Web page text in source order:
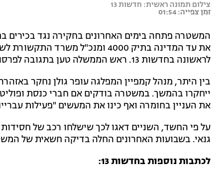
צילום תמונה ראשית: חדשות 13
זמן צפייה: 01:54
המשטרה פתחה בימים האחרונים בחקירה נגד
את עד המדינה בתיק 4000 ומנכ"ל
לראשונה בחדשות 13. ראש הממשלה טען בתגובה לפרסום כי מדובר ברדיפה.
בין היתר, מנהל קמפיין המפלגה עופר גולן נחקר
ייחקרו בהמשך. במשטרה בודקים אם חברי כנסת
את העניין בחומרה ואף כינו את המעשים "פעילות
על פי החשד, השניים דאגו לכך שישלחו רכב של חסידות
גנאי. בשבועות האחרונים החלה בדיקה חשאית של
לכתבות נוספות בחדשות 13: